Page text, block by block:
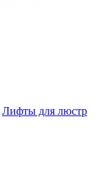
Лифты для люстр